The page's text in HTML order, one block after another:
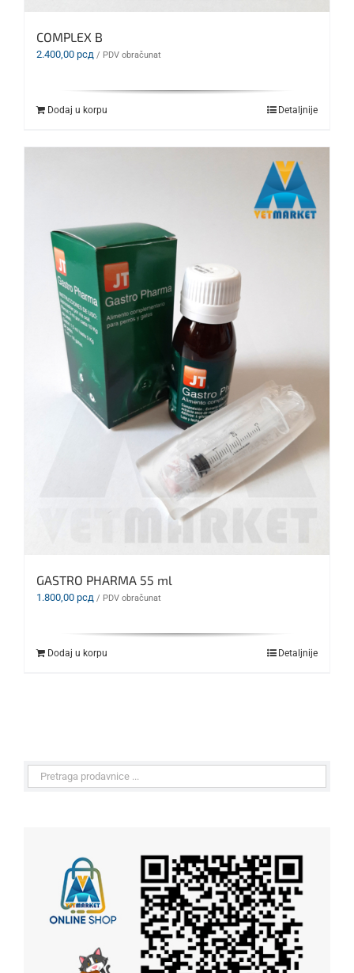
COMPLEX B
2.400,00 рсд / PDV obračunat
Dodaj u korpu Detaljnije
GASTRO PHARMA 55 ml
1.800,00 рсд / PDV obračunat
Dodaj u korpu Detaljnije